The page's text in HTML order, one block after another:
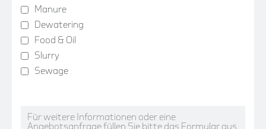
Manure
Dewatering
Food & Oil
Slurry
Sewage